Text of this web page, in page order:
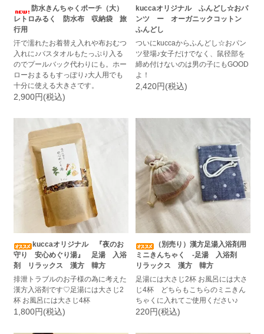
防水きんちゃくポーチ（大）
レトロみるく 防水布 収納袋 旅
行用
汗で濡れたお着替え入れや布おむつ
入れに♪バスタオルもたっぷり入る
のでプールバック代わりにも。ホー
ローおまるもすっぽり♪大人用でも
十分に使える大きさです。
2,900円(税込)
kuccaオリジナル ふんどし☆おパ
ンツ ー オーガニックコットン
ふんどし
ついにkuccaからふんどし☆おパン
ツ登場♪女子だけでなく、鼠径部を
締め付けないのは男の子にもGOOD
よ！
2,420円(税込)
kuccaオリジナル 『夜のお
守り 安心めぐり湯』 足湯 入浴
剤 リラックス 漢方 韓方
排泄トラブルのお子様の為に考えた
漢方入浴剤です♡足湯には大さじ2
杯 お風呂には大さじ4杯
1,800円(税込)
（別売り）漢方足湯入浴剤用
ミニきんちゃく ‐足湯 入浴剤
リラックス 漢方 韓方
足湯には大さじ2杯 お風呂には大さ
じ4杯 どちらもこちらのミニきん
ちゃくに入れてご使用ください♪
220円(税込)